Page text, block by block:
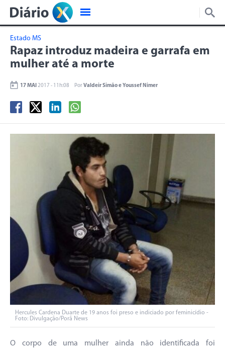
Estado MS
Rapaz introduz madeira e garrafa em
mulher até a morte
17 MAI 2017 - 11h:08 PorValdeir Simão e Youssef Nimer
Hercules Cardena Duarte de 19 anos foi preso e indiciado por feminicídio -
Foto: Divulgação/Porã News
O corpo de uma mulher ainda não identificada foi